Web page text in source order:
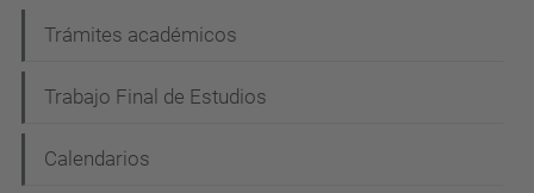
Trámites académicos
Trabajo Final de Estudios
Calendarios